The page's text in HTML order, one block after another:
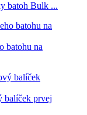
batoh Bulk ...
batohu na
balíček prvej